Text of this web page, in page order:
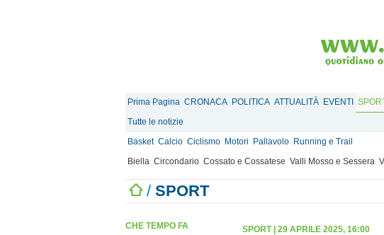
Prima Pagina CRONACA POLITICA ATTUALITÀ EVENTI
Tutte le notizie
Basket Calcio Ciclismo Motori Pallavolo Running e Trail
Biella Circondario Cossato e Cossatese Valli Mosso e Sessera
/ SPORT
CHE TEMPO FA SPORT| 29 APRILE 2025, 16:00